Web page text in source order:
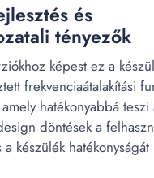
és
tényezők
képest ez a
frekvenciaátalakítási
hatékonyabbá teszi
döntések a
a készülék hatékonyságát